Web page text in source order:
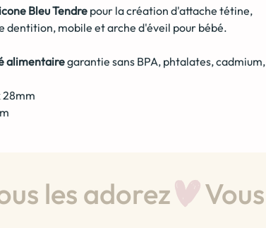
Bleu Tendrepour la création d'attache tétine,
dentition, mobile et arche d'éveil pour bébé.
alimentairegarantie sans BPA, phtalates, cadmium,
28mm